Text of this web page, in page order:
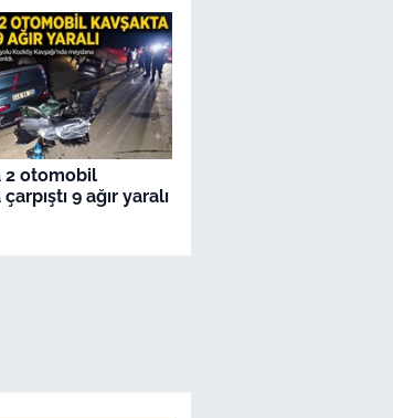
2 otomobil
9 ağır yaralı